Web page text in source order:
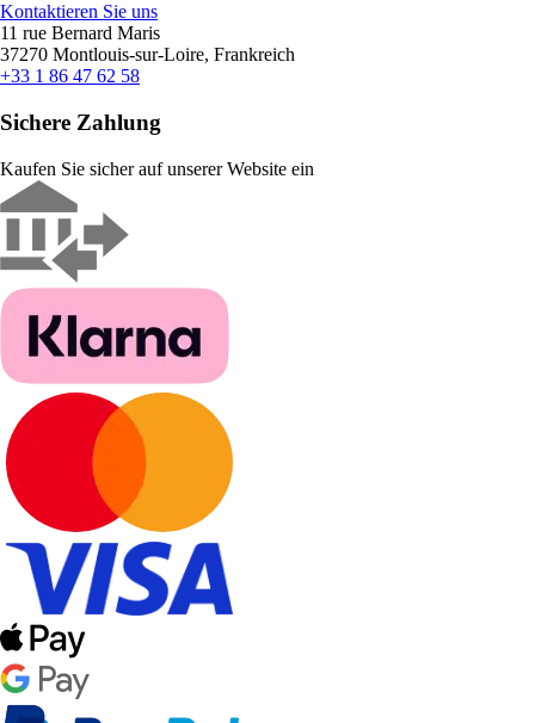
Kontaktieren Sie uns
11 rue Bernard Maris
37270 Montlouis-sur-Loire, Frankreich
+33 1 86 47 62 58
Sichere Zahlung
Kaufen Sie sicher auf unserer Website ein